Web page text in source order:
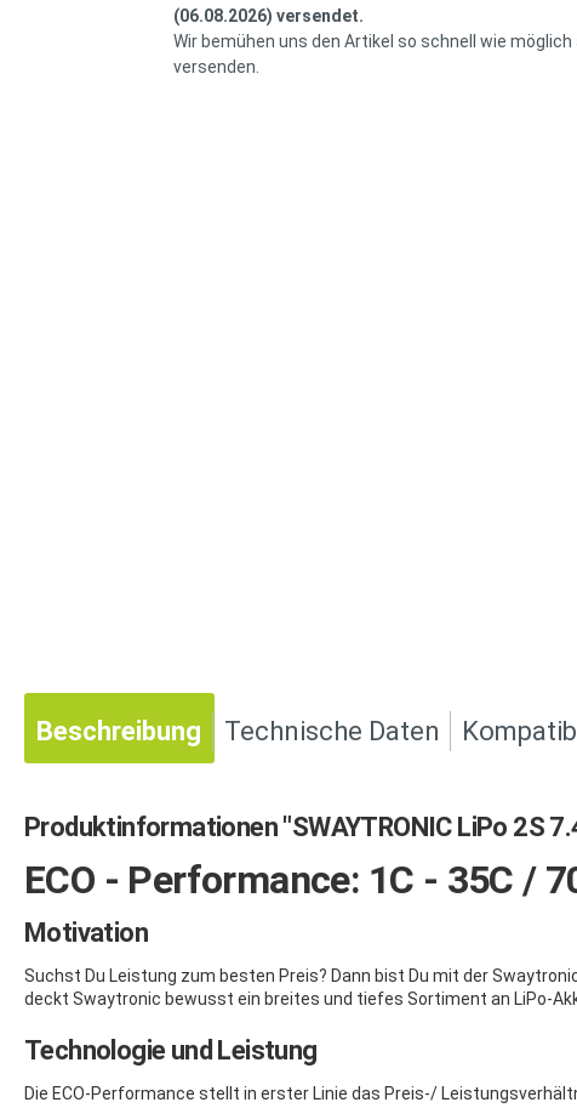
(06.08.2026) versendet.
Wir bemühen uns den Artikel so schnell wie möglich
versenden.
Beschreibung Technische Daten
Produktinformationen "SWAYTRONIC LiPo 2S
ECO - Performance: 1C - 35C /
Motivation
Suchst Du Leistung zum besten Preis? Dann bist Du mit der
deckt Swaytronic bewusst ein breites und tiefes Sortiment an LiPo-
Technologie und Leistung
Die ECO-Performance stellt in erster Linie das Preis-/